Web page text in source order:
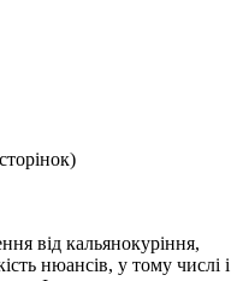
від кальянокуріння,
нюансів, у тому числі і